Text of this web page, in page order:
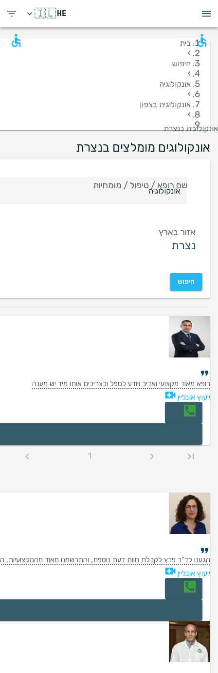
HE
🇮🇱
בית
›
חיפוש
›
אונקולוגיה
›
אונקולוגיה בצפון
›
אונקולוגיה בנצרת
אונקולוגים מומלצים בנצרת
שם רופא / טיפול / מומחיות
אזור בארץ
חיפוש
רופא מאוד מקצועי ואדיב ויודע לטפל וכצריכים אותו מיד יש מענה
ייעוץ אונליין
1
הגענו לד"ר פרץ לקבלת חוות דעת נוספת, והתרשמנו מאוד מהמקצועיות,
ייעוץ אונליין